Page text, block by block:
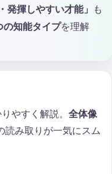
発揮しやすい才能」
も
の知能タイプを理解
やすく解説。 全体像
読み取りが一気にスム